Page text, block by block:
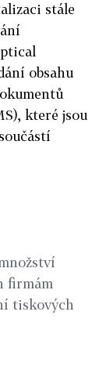
stále
obsahu
které jsou
firmám
tiskových